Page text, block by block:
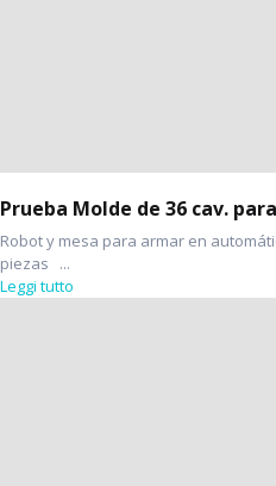
Prueba Molde de 36 cav.
Robot y mesa para armar en
piezas ...
Leggi tutto